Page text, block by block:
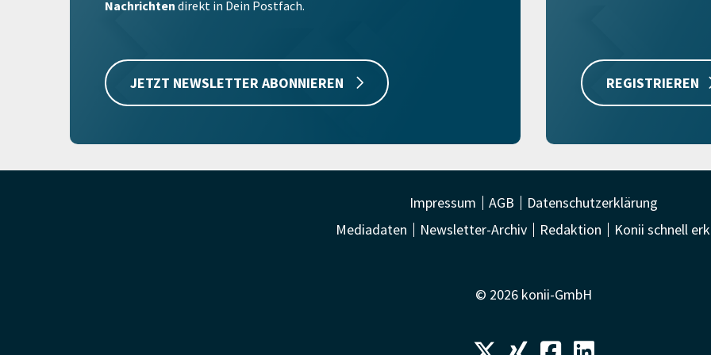
Nachrichten direkt in Dein Postfach.
JETZT NEWSLETTER ABONNIEREN REGISTRIEREN
Impressum AGB
Datenschutzerklärung
Mediadaten
Newsletter-Archiv Redaktion Konii schnell
© 2026 konii-GmbH